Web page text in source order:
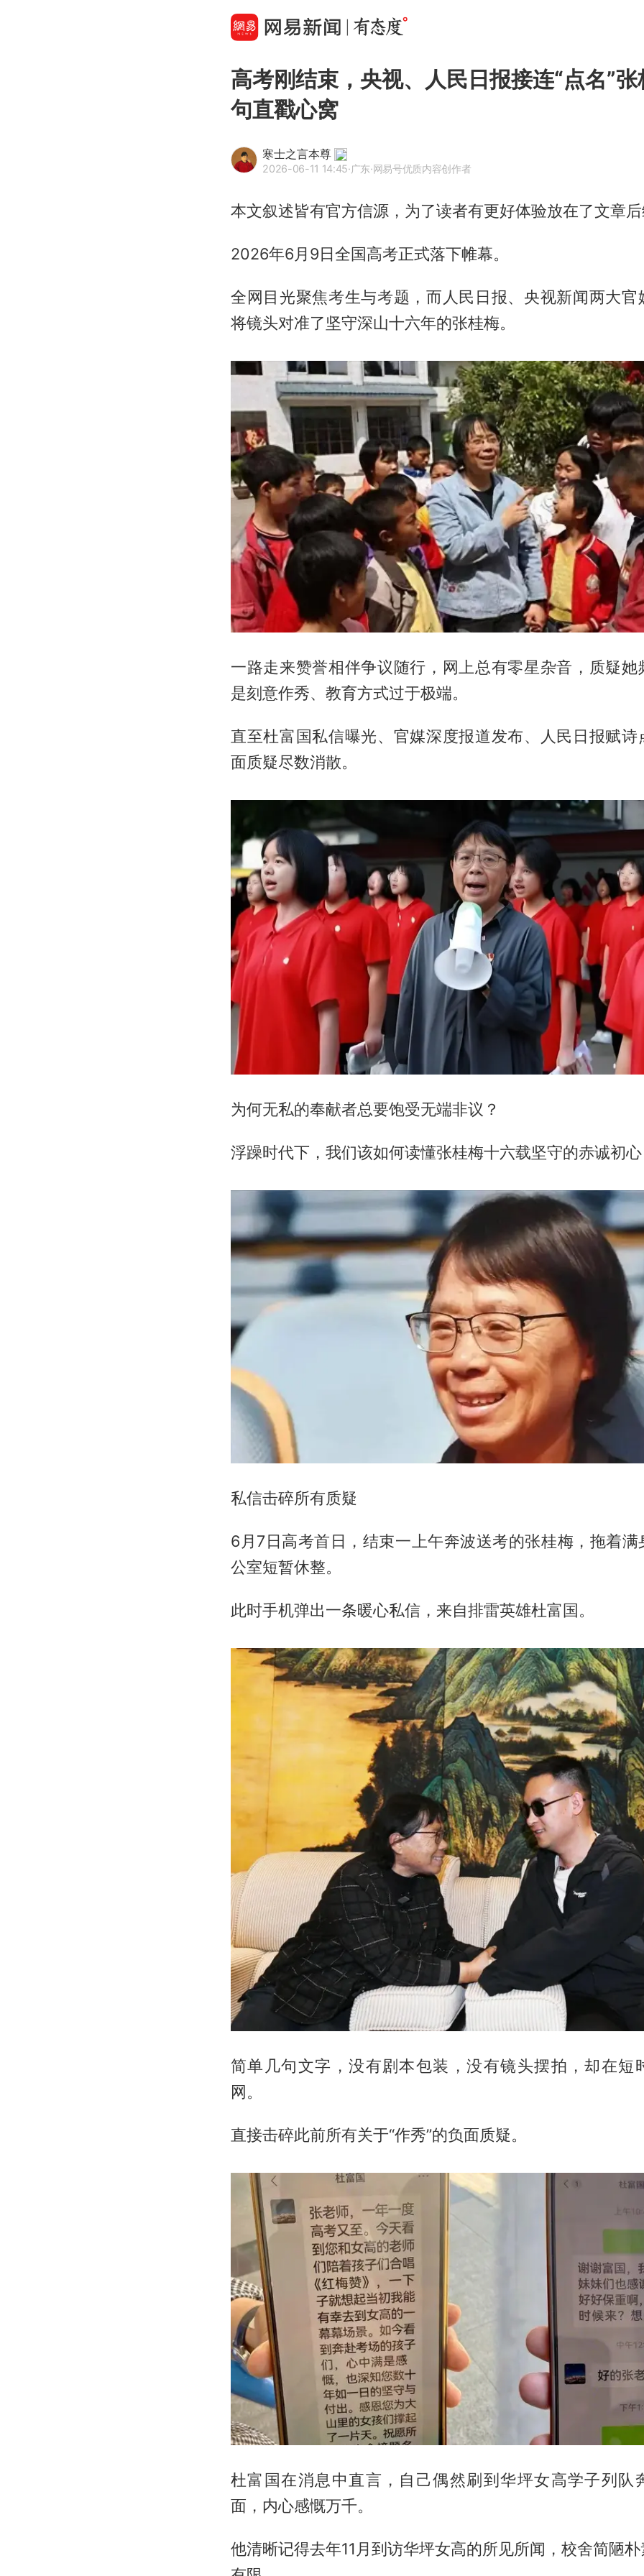
高考刚结束，央视、人民日报接连“点名”
句直戳心窝
寒士之言本尊
2026-06-11 14:45·广东·网易号优质内容创作者
本文叙述皆有官方信源，为了读者有更好体验放在了文章
2026年6月9日全国高考正式落下帷幕。
全网目光聚焦考生与考题，而人民日报、央视新闻两大官
将镜头对准了坚守深山十六年的张桂梅。
一路走来赞誉相伴争议随行，网上总有零星杂音，质疑她
是刻意作秀、教育方式过于极端。
直至杜富国私信曝光、官媒深度报道发布、人民日报赋诗
面质疑尽数消散。
为何无私的奉献者总要饱受无端非议？
浮躁时代下，我们该如何读懂张桂梅十六载坚守的赤诚初
私信击碎所有质疑
6月7日高考首日，结束一上午奔波送考的张桂梅，拖着满
公室短暂休整。
此时手机弹出一条暖心私信，来自排雷英雄杜富国。
简单几句文字，没有剧本包装，没有镜头摆拍，却在短
网。
直接击碎此前所有关于“作秀”的负面质疑。
杜富国在消息中直言，自己偶然刷到华坪女高学子列队
面，内心感慨万千。
他清晰记得去年11月到访华坪女高的所见所闻，校舍简陋